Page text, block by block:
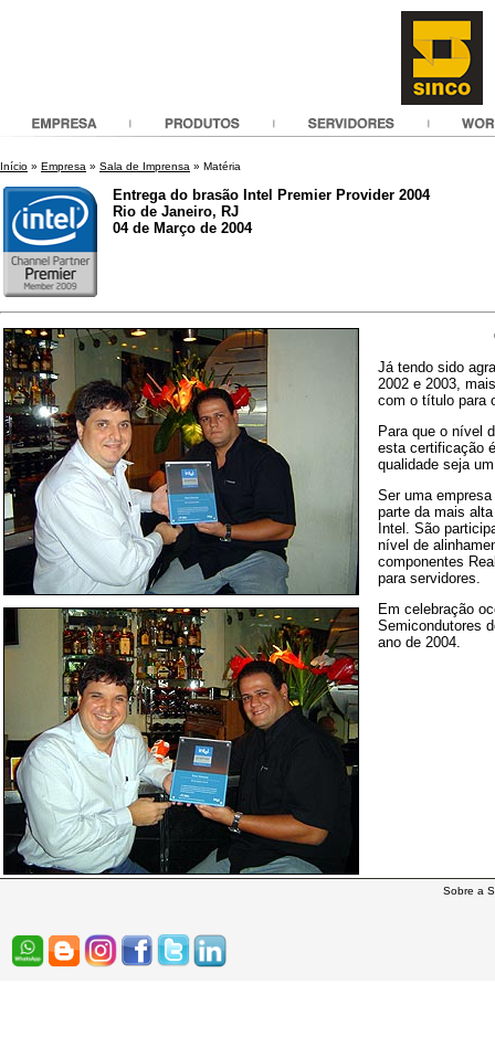
Início » Empresa » Sala de Imprensa » Matéria
Entrega do brasão Intel Premier Provider 2004
Rio de Janeiro, RJ
04 de Março de 2004
Já tendo sido
2002 e 2003,
com o título para
Para que o nível
esta certificação
qualidade seja
Ser uma
parte da mais
Intel. São
nível de
componentes
para servidores.
Em celebração
Semicondutores
ano de 2004.
Sobre a